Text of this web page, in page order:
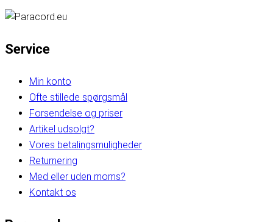
Service
Min konto
Ofte stillede spørgsmål
Forsendelse og priser
Artikel udsolgt?
Vores betalingsmuligheder
Returnering
Med eller uden moms?
Kontakt os